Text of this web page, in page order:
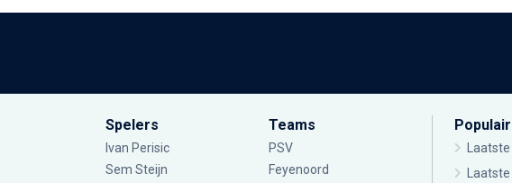
Spelers
Ivan Perisic
Sem Steijn
Teams
PSV
Feyenoord